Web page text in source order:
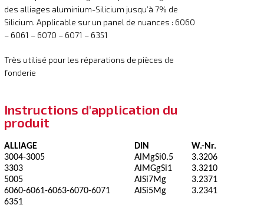
des alliages aluminium-Silicium jusqu’à 7% de
Silicium. Applicable sur un panel de nuances : 6060
– 6061 – 6070 – 6071 – 6351
Très utilisé pour les réparations de pièces de
fonderie
Instructions d'application du
produit
ALLIAGE DIN
W.-Nr.
3004-3005
AlMgSi0.5
3.3206
3303
AlMGgSi1
3.3210
5005
AlSi7Mg
3.2371
6060-6061-6063-6070-6071
AlSi5Mg
3.2341
6351